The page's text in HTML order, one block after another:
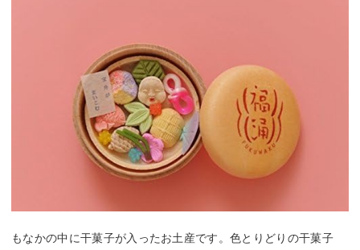
もなかの中に干菓子が入ったお土産です。色とりどりの干菓子